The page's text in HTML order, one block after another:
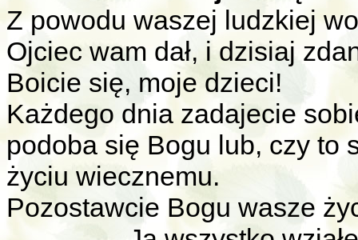
Z powodu waszej ludzkiej
Ojciec wam dał, i dzisiaj
Boicie się, moje dzieci!
Każdego dnia zadajecie
podoba się Bogu lub, czy to
życiu wiecznemu.
Pozostawcie Bogu wasze